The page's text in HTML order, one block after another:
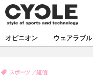
製品/用品
コラム
デバイス
オピニオン ウェアラブル
スポーツ 短信